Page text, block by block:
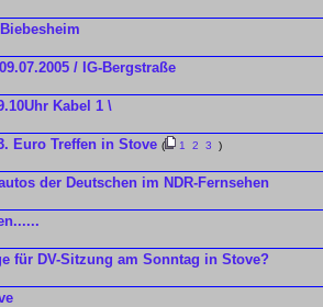
/ IG-Bergstraße
Kabel 1 \
Euro Treffen in Stove ( 1 2 3 )
der Deutschen im NDR-Fernsehen
für DV-Sitzung am Sonntag in Stove?